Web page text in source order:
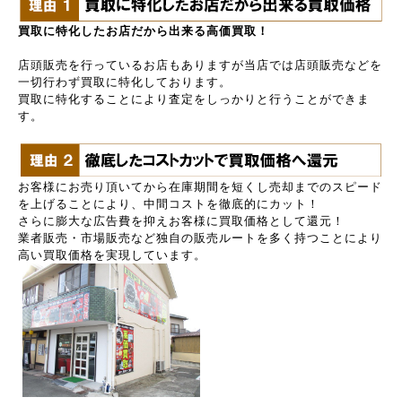
買取に特化したお店だから出来る高価買取！
店頭販売を行っているお店もありますが当店では店頭販売などを
一切行わず買取に特化しております。
買取に特化することにより査定をしっかりと行うことができま
す。
お客様にお売り頂いてから在庫期間を短くし売却までのスピード
を上げることにより、中間コストを徹底的にカット！
さらに膨大な広告費を抑えお客様に買取価格として還元！
業者販売・市場販売など独自の販売ルートを多く持つことにより
高い買取価格を実現しています。